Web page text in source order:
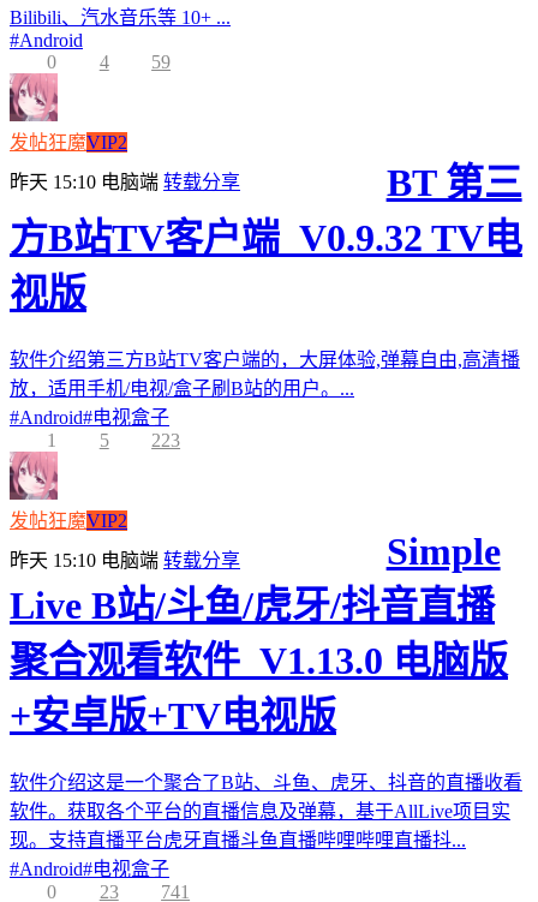
Bilibili、汽水音乐等 10+ ...
#Android
0
4 59
发帖狂魔VIP2
昨天 15:10 电脑端 转载分享
BT 第三
方B站TV客户端_V0.9.32 TV电
视版
软件介绍第三方B站TV客户端的，大屏体验,弹幕自由,高清播
放，适用手机/电视/盒子刷B站的用户。...
#Android#电视盒子
1
5 223
发帖狂魔VIP2
昨天 15:10 电脑端 转载分享
Simple
Live B站/斗鱼/虎牙/抖音直播
聚合观看软件_V1.13.0 电脑版
+安卓版+TV电视版
软件介绍这是一个聚合了B站、斗鱼、虎牙、抖音的直播收看
软件。获取各个平台的直播信息及弹幕，基于AllLive项目实
现。支持直播平台虎牙直播斗鱼直播哔哩哔哩直播抖...
#Android#电视盒子
0
23 741